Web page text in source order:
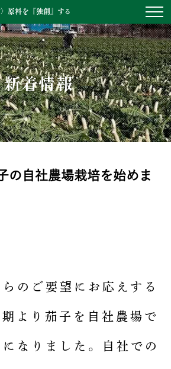
原料を『独創』する
新着情報
の自社農場栽培を始めま
のご要望にお応えする
より茄子を自社農場で
なりました。自社での